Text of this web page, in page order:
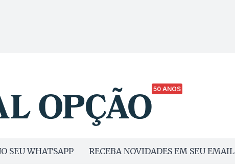
50 ANOS
SEU WHATSAPP RECEBA NOVIDADES EM SEU EMAIL